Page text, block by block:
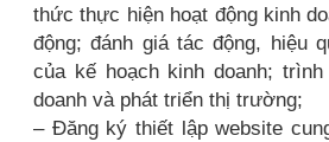
thức thực hiện hoạt động kinh
động; đánh giá tác động, hiệu
của kế hoạch kinh doanh;
doanh và phát triển thị trường;
– Đăng ký thiết lập website